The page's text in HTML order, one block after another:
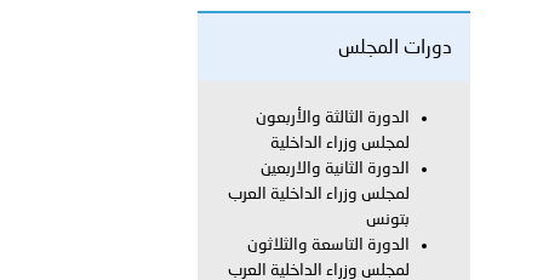
والكلية الدولية الجامعية للعلوم والصحة توقعان اتفاقية
تحذر من زيادة عدد الركاب في المركبات حفاظًا على سلامة
دورات المجلس
الدورة الثالثة والأربعون
لمجلس وزراء الداخلية
الدورة الثانية والاربعين
لمجلس وزراء الداخلية العرب
بتونس
الدورة التاسعة والثلاثون
لمجلس وزراء الداخلية العرب